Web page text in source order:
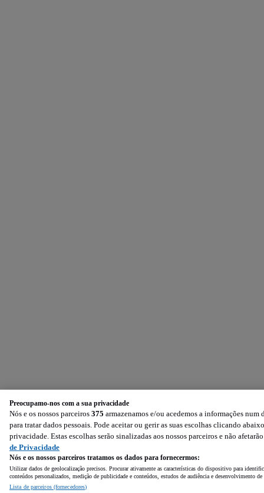
Preocupamo-nos com a sua privacidade
Nós e os nossos parceiros 375 armazenamos e/ou acedemos a informações
para tratar dados pessoais. Pode aceitar ou gerir as suas escolhas clicando
privacidade. Estas escolhas serão sinalizadas aos nossos parceiros e não
de Privacidade
Nós e os nossos parceiros tratamos os dados para fornecermos:
Utilizar dados de geolocalização precisos. Procurar ativamente as características do dispositivo para
conteúdos personalizados, medição de publicidade e conteúdos, estudos de audiência e desenvolvimento de
Lista de parceiros (fornecedores)